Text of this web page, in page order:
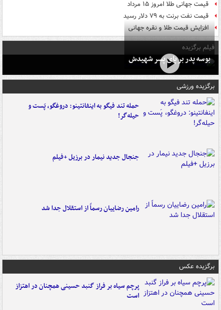
قیمت جهانی طلا امروز ۱۵ مرداد
قیمت نفت برنت به ۷۹ دلار رسید
افزایش قیمت طلا و نقره جهانی
فیلم برگزیده
بوسه‌ پدر بر پای پسر شهیدش
برگزیده ورزشی
حمله تند فیگو به اینفانتینو: دروغگو، پَست‌ و
حیله‌گر!
جنجال جدید نیمار در برزیل +فیلم
رامین رضاییان رسماً از استقلال جدا شد
برگزیده عکس
پرچم سیاه بر فراز گنبد حسینی همچنان در اهتزاز
است